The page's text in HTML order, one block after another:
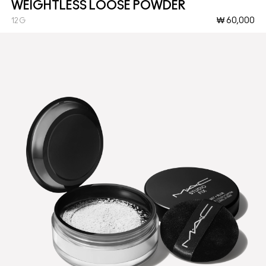
WEIGHTLESS LOOSE POWDER
₩ 60,000
12G